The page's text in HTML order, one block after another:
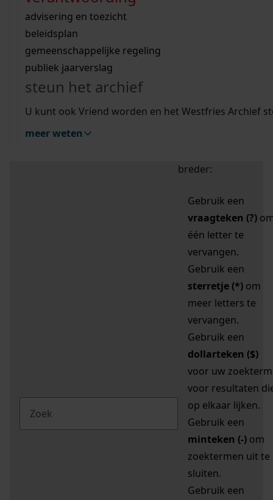
bouwvergunningen
omgevingsvergunningen
vergunningen
beeld en geluid
uitleg nodig?
Wij helpen u op weg met een aantal zoektips.
bekijk alle zoektips
Wij helpen u op weg met een aantal zoektips.
bekijk alle zoektips
bekijk ons geschiedenislokaal
advisering en toezicht
beleidsplan
gemeenschappelijke regeling
publiek jaarverslag
steun het archief
U kunt ook Vriend worden en het Westfries Archief
meer weten
zoektips
Mijn Studiezaal (inloggen)
uw zoekopdracht te
breder:
Gebruik een
vraagteken (?)
één letter te
vervangen.
Gebruik een
sterretje (*) om
meer letters te
vervangen.
Gebruik een
dollarteken ($)
voor uw zoekterm
voor resultaten
op elkaar lijken.
Gebruik een
minteken (-) om
zoektermen uit te
sluiten.
Gebruik een